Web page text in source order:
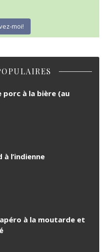
moi!
porc à la bière (au
à l’indienne
à la moutarde et